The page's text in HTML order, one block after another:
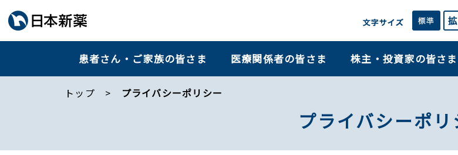
患者さん・ご家族の皆さま 医療関係者の皆さま 株主・投資家の皆さま
トップ プライバシーポリシー
プライバシーポリ